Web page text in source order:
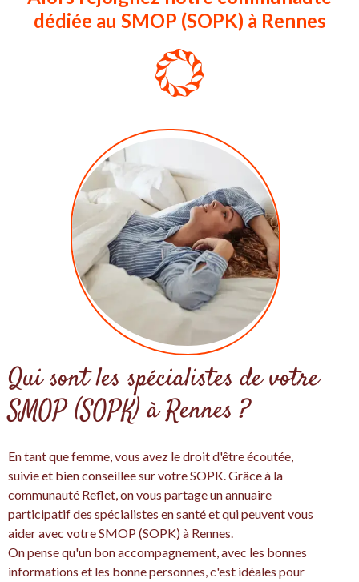
dédiée au SMOP (SOPK) à Rennes
Qui sont les spécialistes de votre
SMOP (SOPK) à Rennes ?
En tant que femme, vous avez le droit d'être écoutée,
suivie et bien conseillee sur votre SOPK. Grâce à la
communauté Reflet, on vous partage un annuaire
participatif des spécialistes en santé et qui peuvent vous
aider avec votre SMOP (SOPK) à Rennes.
On pense qu'un bon accompagnement, avec les bonnes
informations et les bonne personnes, c'est idéales pour